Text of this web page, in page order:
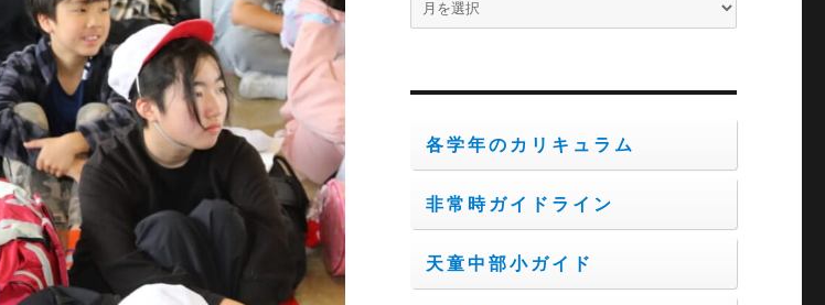
ブ
各学年のカリキュラム
非常時ガイドライン
天童中部小ガイド